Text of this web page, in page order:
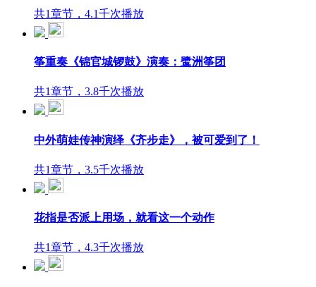
共1章节，4.1千次播放
筝重奏《锦官城锣鼓》演奏：鹭洲筝团
共1章节，3.8千次播放
中外萌娃传神演绎《齐步走》，被可爱到了！
共1章节，3.5千次播放
花指是否派上用场，就看这一个动作
共1章节，4.3千次播放